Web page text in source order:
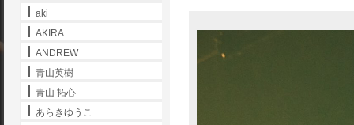
aki
AKIRA
ANDREW
青山英樹
青山 拓心
あらきゆうこ